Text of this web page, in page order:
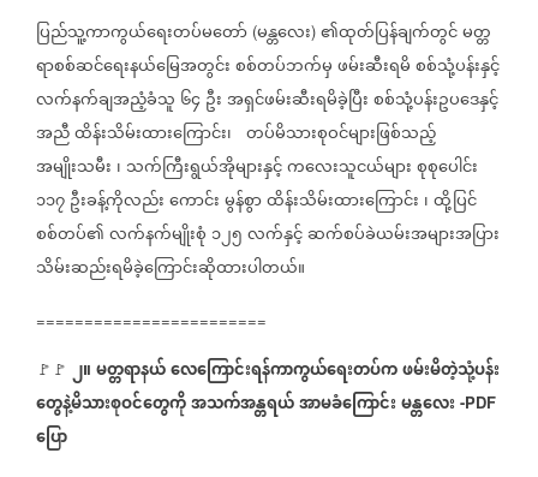
ပြည်သူ့ကာကွယ်ရေးတပ်မတော် (မန္တလေး) ၏ထုတ်ပြန်ချက်တွင်မတ္တ
ရာစစ်ဆင်ရေးနယ်မြေအတွင်းစစ်တပ်ဘက်မှဖမ်းဆီးရမိစစ်သုံ့ပန်းနှင့်
လက်နက်ချအညံ့ခံသူ ၆၄ ဦးအရှင်ဖမ်းဆီးရမိခဲ့ပြီးစစ်သုံ့ပန်းဥပဒေနှင့်
အညီထိန်းသိမ်းထားကြောင်း၊ တပ်မိသားစုဝင်များဖြစ်သည့်
အမျိုးသမီး ၊ သက်ကြီးရွယ်အိုများနှင့်ကလေးသူငယ်များစုစုပေါင်း
၁၁၇ဦးခန့်ကိုလည်းကောင်းမွန်စွာထိန်းသိမ်းထားကြောင်း ၊ထို့ပြင်
စစ်တပ်၏လက်နက်မျိုးစုံ ၁၂၅လက်နှင့်ဆက်စပ်ခဲယမ်းအများအပြား
သိမ်းဆည်းရမိခဲ့ကြောင်းဆိုထားပါတယ်။
========================
🚩🚩 ၂။မတ္တရာနယ်လေကြောင်းရန်ကာကွယ်ရေးတပ်ကဖမ်းမိတဲ့သုံ့ပန်း
တွေနဲ့မိသားစုဝင်တွေကိုအသက်အန္တရယ်အာမခံကြောင်းမန္တလေး -PDF
ပြော